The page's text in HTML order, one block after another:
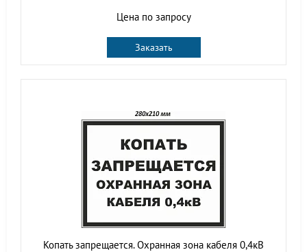
Цена по запросу
Заказать
Копать запрещается. Охранная зона кабеля 0,4кВ